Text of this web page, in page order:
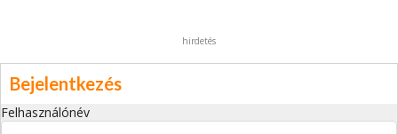
hirdetés
Bejelentkezés
Felhasználónév